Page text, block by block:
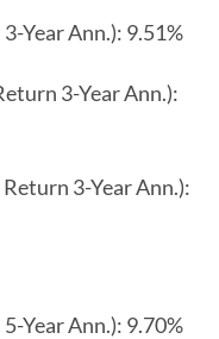
Year Ann.): 9.51%
3-Year Ann.):
3-Year Ann.):
Year Ann.): 9.70%